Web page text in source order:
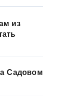
из
Садовом